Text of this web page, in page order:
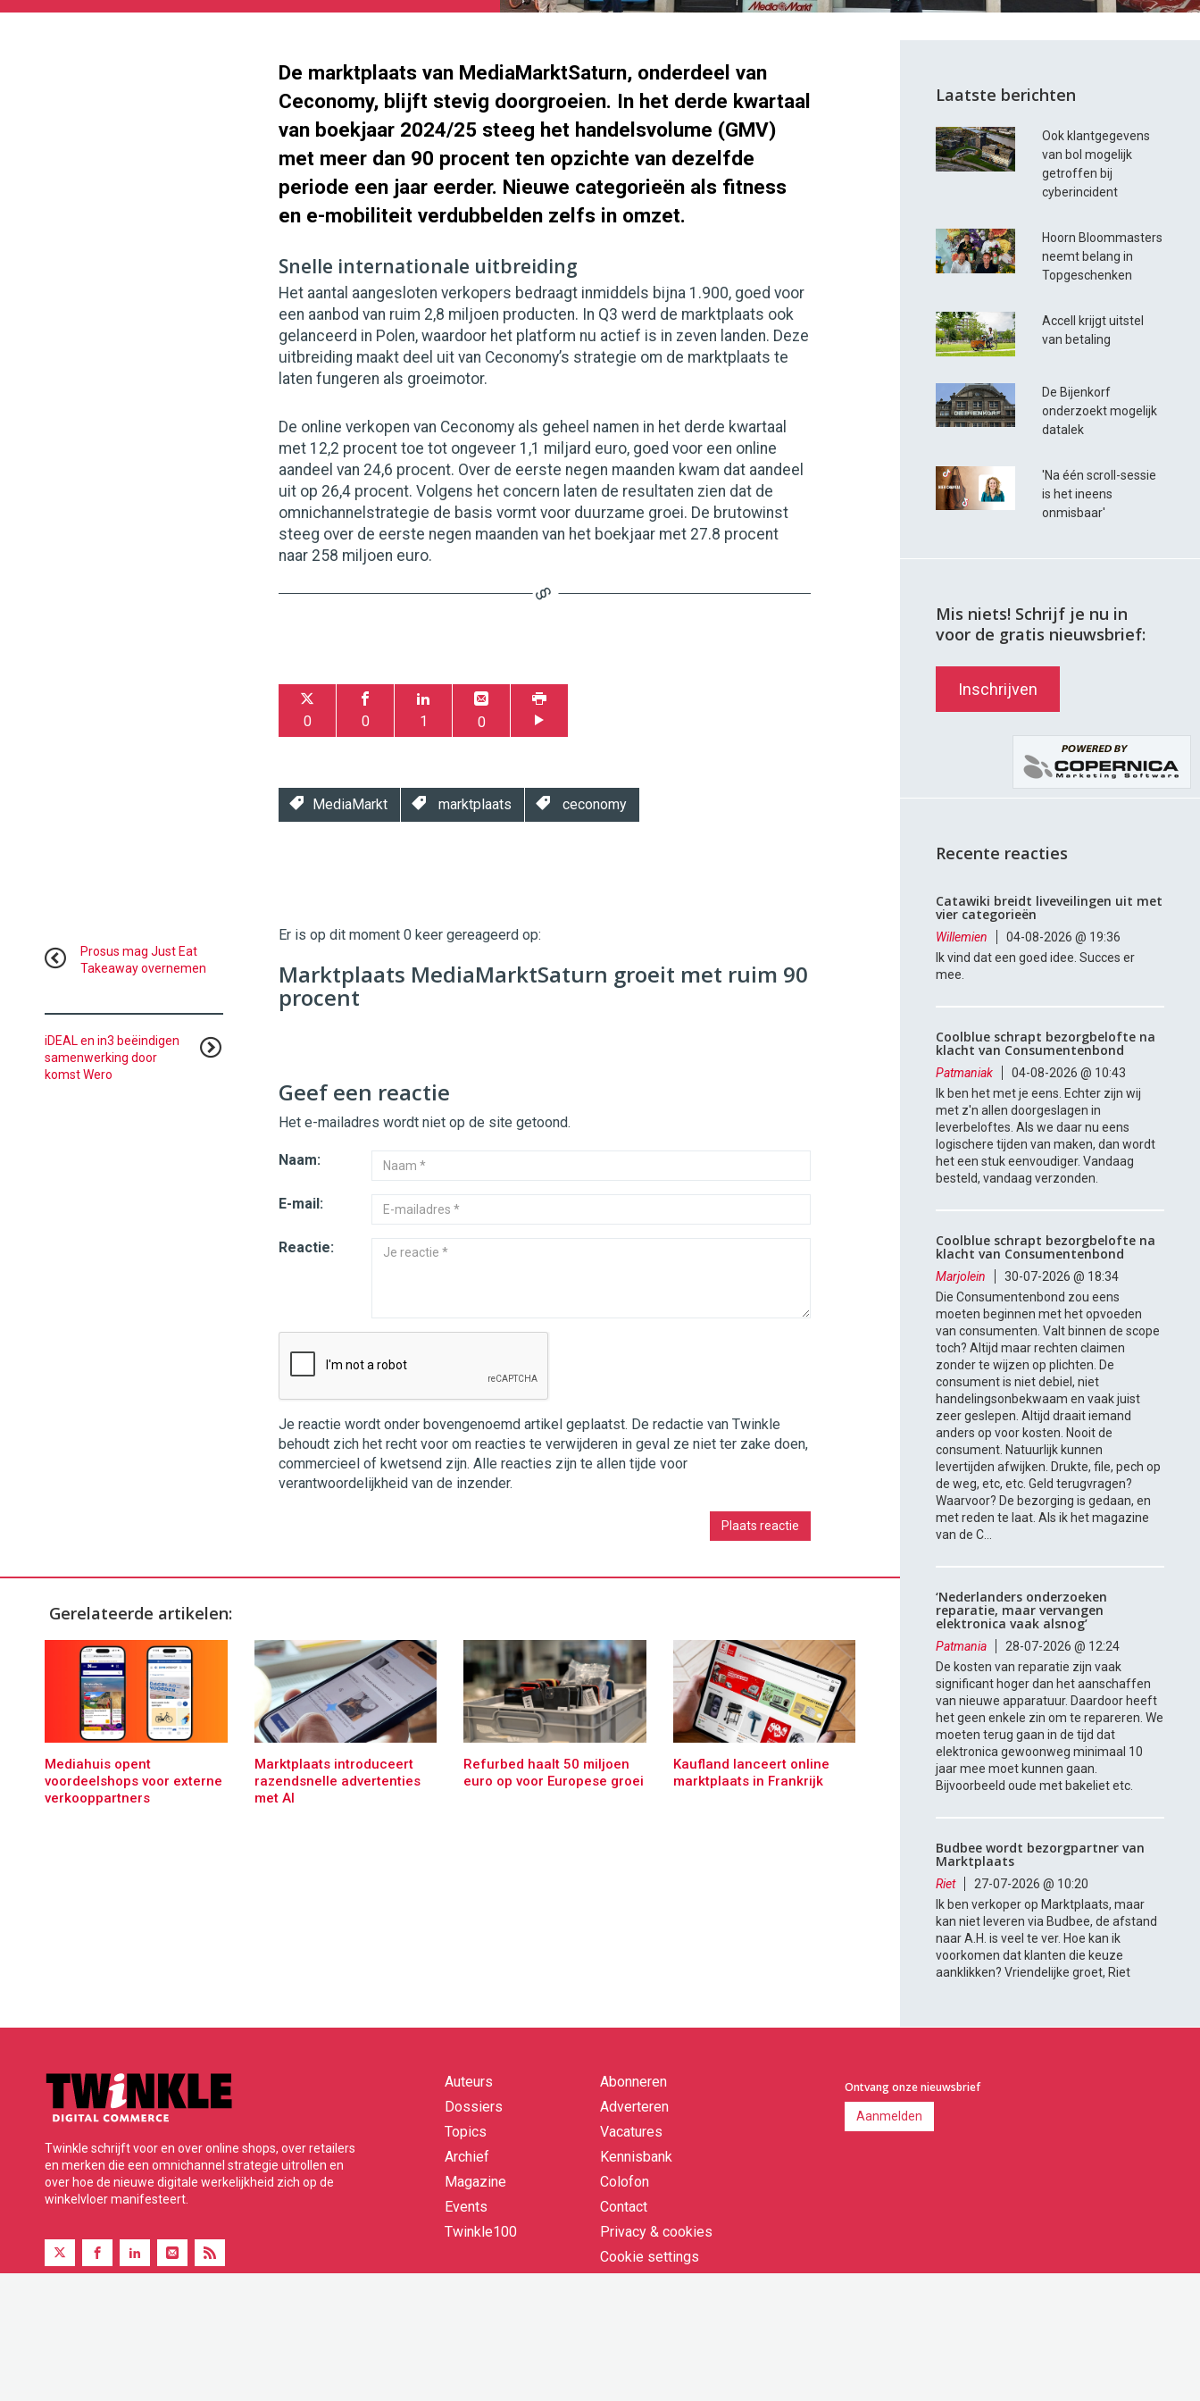
08-
De marktplaats van MediaMarktSaturn, onderdeel van
Ceconomy, blijft stevig doorgroeien. In het derde kwartaal
van boekjaar 2024/25 steeg het handelsvolume (GMV)
met meer dan 90 procent ten opzichte van dezelfde
periode een jaar eerder. Nieuwe categorieën als fitness
en e-mobiliteit verdubbelden zelfs in omzet.
Snelle internationale uitbreiding
Het aantal aangesloten verkopers bedraagt inmiddels bijna 1.900, goed voor
een aanbod van ruim 2,8 miljoen producten. In Q3 werd de marktplaats ook
gelanceerd in Polen, waardoor het platform nu actief is in zeven landen. Deze
uitbreiding maakt deel uit van Ceconomy’s strategie om de marktplaats te
laten fungeren als groeimotor.
De online verkopen van Ceconomy als geheel namen in het derde kwartaal
met 12,2 procent toe tot ongeveer 1,1 miljard euro, goed voor een online
aandeel van 24,6 procent. Over de eerste negen maanden kwam dat aandeel
uit op 26,4 procent. Volgens het concern laten de resultaten zien dat de
omnichannelstrategie de basis vormt voor duurzame groei. De brutowinst
steeg over de eerste negen maanden van het boekjaar met 27.8 procent
naar 258 miljoen euro.
0 0 1 0
MediaMarkt marktplaats ceconomy
Digital
9654
Er is op dit moment 0 keer gereageerd op:
Marktplaats MediaMarktSaturn groeit met ruim 90
procent
Geef een reactie
Het e-mailadres wordt niet op de site getoond.
Naam:
E-mail:
Reactie:
Je reactie wordt onder bovengenoemd artikel geplaatst. De redactie van Twinkle
behoudt zich het recht voor om reacties te verwijderen in geval ze niet ter zake doen,
commercieel of kwetsend zijn. Alle reacties zijn te allen tijde voor
verantwoordelijkheid van de inzender.
Prosus mag Just Eat
Takeaway overnemen
iDEAL en in3 beëindigen
samenwerking door
komst Wero
Gerelateerde artikelen:
Mediahuis opent
voordeelshops voor externe
verkooppartners
Marktplaats introduceert
razendsnelle advertenties
met AI
Refurbed haalt 50 miljoen
euro op voor Europese groei
Kaufland lanceert online
marktplaats in Frankrijk
Laatste berichten
Ook klantgegevens
van bol mogelijk
getroffen bij
cyberincident
Hoorn Bloommasters
neemt belang in
Topgeschenken
Accell krijgt uitstel
van betaling
De Bijenkorf
onderzoekt mogelijk
datalek
'Na één scroll-sessie
is het ineens
onmisbaar'
Mis niets! Schrijf je nu in
voor de gratis nieuwsbrief:
Inschrijven
Recente reacties
Catawiki breidt liveveilingen uit met
vier categorieën
Willemien
04-08-2026 @ 19:36
Ik vind dat een goed idee. Succes er
mee.
Coolblue schrapt bezorgbelofte na
klacht van Consumentenbond
Patmaniak
04-08-2026 @ 10:43
Ik ben het met je eens. Echter zijn wij
met z'n allen doorgeslagen in
leverbeloftes. Als we daar nu eens
logischere tijden van maken, dan wordt
het een stuk eenvoudiger. Vandaag
besteld, vandaag verzonden.
Coolblue schrapt bezorgbelofte na
klacht van Consumentenbond
Marjolein
30-07-2026 @ 18:34
Die Consumentenbond zou eens
moeten beginnen met het opvoeden
van consumenten. Valt binnen de scope
toch? Altijd maar rechten claimen
zonder te wijzen op plichten. De
consument is niet debiel, niet
handelingsonbekwaam en vaak juist
zeer geslepen. Altijd draait iemand
anders op voor kosten. Nooit de
consument. Natuurlijk kunnen
levertijden afwijken. Drukte, file, pech op
de weg, etc, etc. Geld terugvragen?
Waarvoor? De bezorging is gedaan, en
met reden te laat. Als ik het magazine
van de C...
‘Nederlanders onderzoeken
reparatie, maar vervangen
elektronica vaak alsnog’
Patmania
28-07-2026 @ 12:24
De kosten van reparatie zijn vaak
significant hoger dan het aanschaffen
van nieuwe apparatuur. Daardoor heeft
het geen enkele zin om te repareren. We
moeten terug gaan in de tijd dat
elektronica gewoonweg minimaal 10
jaar mee moet kunnen gaan.
Bijvoorbeeld oude met bakeliet etc.
Budbee wordt bezorgpartner van
Marktplaats
Riet
27-07-2026 @ 10:20
Ik ben verkoper op Marktplaats, maar
kan niet leveren via Budbee, de afstand
naar A.H. is veel te ver. Hoe kan ik
voorkomen dat klanten die keuze
aanklikken? Vriendelijke groet, Riet
Twinkle schrijft voor en over online shops, over retailers
en merken die een omnichannel strategie uitrollen en
over hoe de nieuwe digitale werkelijkheid zich op de
winkelvloer manifesteert.
Quick
links
Auteurs
Dossiers
Topics
Archief
Magazine
Events
Twinkle100
Abonneren
Adverteren
Vacatures
Kennisbank
Colofon
Contact
Privacy & cookies
Cookie settings
Ontvang onze nieuwsbrief
Aanmelden